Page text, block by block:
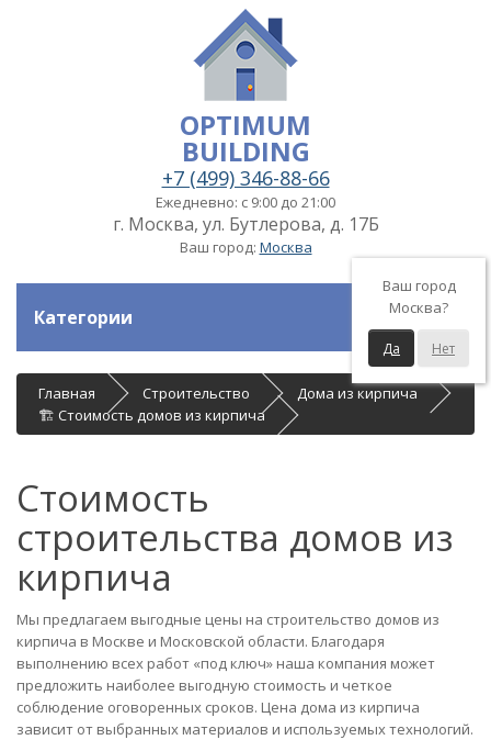
OPTIMUM
BUILDING
+7 (499) 346-88-66
Ежедневно: с 9:00 до 21:00
г. Москва, ул. Бутлерова, д. 17Б
Ваш город: Москва
Ваш город
Москва?
Да Нет
Категории
Главная Строительство
Дома из кирпича
🏗 Стоимость домов из кирпича
Стоимость
строительства домов из
кирпича
Мы предлагаем выгодные цены на строительство домов из
кирпича в Москве и Московской области. Благодаря
выполнению всех работ «под ключ» наша компания может
предложить наиболее выгодную стоимость и четкое
соблюдение оговоренных сроков. Цена дома из кирпича
зависит от выбранных материалов и используемых технологий.